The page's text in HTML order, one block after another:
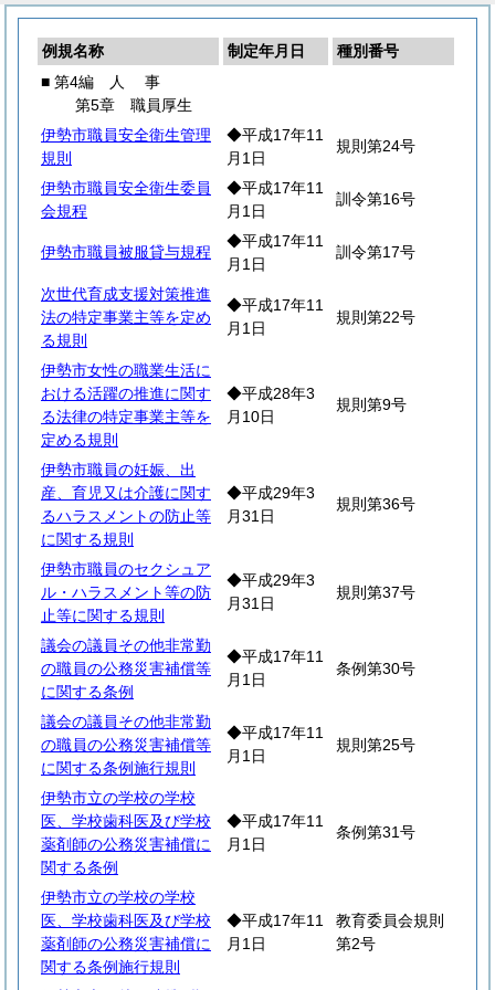
例規名称 制定年月日
種別番号
■ 第4編
人 事
第5章 職員厚生
伊勢市職員安全衛生管理
規則
◆平成17年11
月1日
規則第24号
伊勢市職員安全衛生委員
会規程
◆平成17年11
月1日
訓令第16号
伊勢市職員被服貸与規程
◆平成17年11
月1日
訓令第17号
次世代育成支援対策推進
法の特定事業主等を定め
る規則
◆平成17年11
月1日
規則第22号
伊勢市女性の職業生活に
おける活躍の推進に関す
る法律の特定事業主等を
定める規則
◆平成28年3
月10日
規則第9号
伊勢市職員の妊娠、出
産、育児又は介護に関す
るハラスメントの防止等
に関する規則
◆平成29年3
月31日
規則第36号
伊勢市職員のセクシュア
ル・ハラスメント等の防
止等に関する規則
◆平成29年3
月31日
規則第37号
議会の議員その他非常勤
の職員の公務災害補償等
に関する条例
◆平成17年11
月1日
条例第30号
議会の議員その他非常勤
の職員の公務災害補償等
に関する条例施行規則
◆平成17年11
月1日
規則第25号
伊勢市立の学校の学校
医、学校歯科医及び学校
薬剤師の公務災害補償に
関する条例
◆平成17年11
月1日
条例第31号
伊勢市立の学校の学校
医、学校歯科医及び学校
薬剤師の公務災害補償に
関する条例施行規則
◆平成17年11
月1日
教育委員会規則
第2号